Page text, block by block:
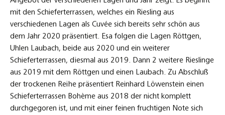
mit den Schieferterrassen, welches ein Riesling aus
verschiedenen Lagen als Cuvée sich bereits sehr schön aus
dem Jahr 2020 präsentiert. Esa folgen die Lagen Röttgen,
Uhlen Laubach, beide aus 2020 und ein weiterer
Schieferterrassen, diesmal aus 2019. Dann 2 weitere Rieslinge
aus 2019 mit dem Röttgen und einen Laubach. Zu Abschluß
der trockenen Reihe präsentiert Reinhard Löwenstein einen
Schieferterrassen Bohème aus 2018 der nicht komplett
durchgegoren ist, und mit einer feinen fruchtigen Note sich